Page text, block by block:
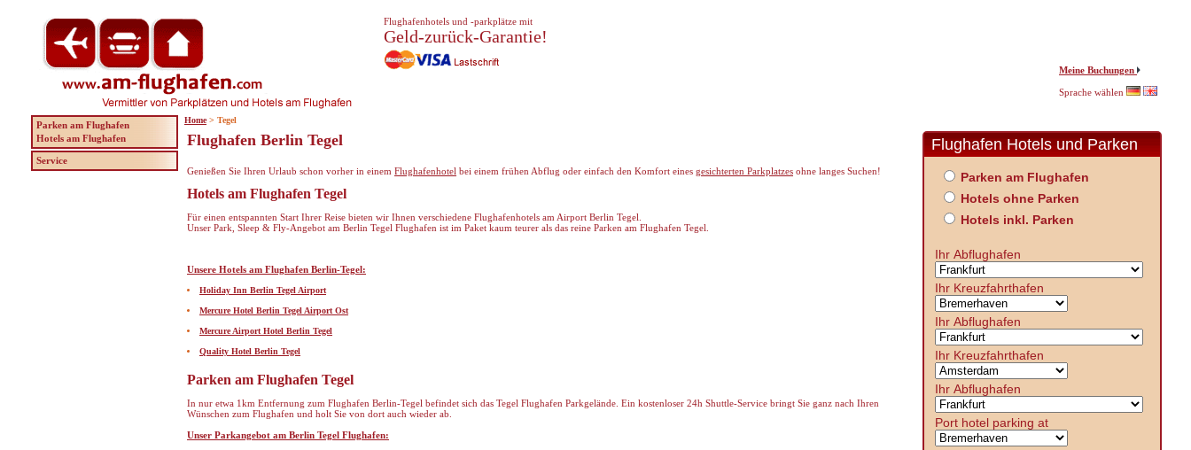
Flughafen Berlin Tegel
Genießen Sie Ihren Urlaub schon vorher in einem Flughafenhotel bei einem frühen Abflug oder einfach den Komfort eines gesichterten Parkplatzes ohne langes Suchen!
Hotels am Flughafen Tegel
Für einen entspannten Start Ihrer Reise bieten wir Ihnen verschiedene Flughafenhotels am Airport Berlin Tegel.
Unser Park, Sleep & Fly-Angebot am Berlin Tegel Flughafen ist im Paket kaum teurer als das reine Parken am Flughafen Tegel.
Unsere Hotels am Flughafen Berlin-Tegel:
Holiday Inn Berlin Tegel Airport
Mercure Hotel Berlin Tegel Airport Ost
Mercure Airport Hotel Berlin Tegel
Quality Hotel Berlin Tegel
Parken am Flughafen Tegel
In nur etwa 1km Entfernung zum Flughafen Berlin-Tegel befindet sich das Tegel Flughafen Parkgelände. Ein kostenloser 24h Shuttle-Service bringt Sie ganz nach Ihren
Wünschen zum Flughafen und holt Sie von dort auch wieder ab.
Unser Parkangebot am Berlin Tegel Flughafen:
Meine Buchungen
Sprache wählen
Parken am Flughafen
Hotels am Flughafen
Service
Flughafen Hotels und Parken
Parken am Flughafen
Hotels ohne Parken
Hotels inkl. Parken
Ihr Abflughafen
Ihr Kreuzfahrthafen
Ihr Abflughafen
Ihr Kreuzfahrthafen
Ihr Abflughafen
Port hotel parking at
Flughafenhotels und -parkplätze mit
Geld-zurück-Garantie!
Home > Tegel